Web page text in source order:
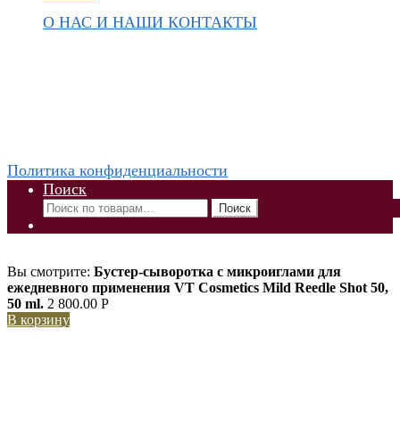
О НАС И НАШИ КОНТАКТЫ
Политика конфиденциальности
Поиск
Искать: Поиск
Вы смотрите: Бустер-сыворотка с микроиглами для
ежедневного применения VT Cosmetics Mild Reedle Shot 50,
50 ml. 2 800.00 Р
В корзину